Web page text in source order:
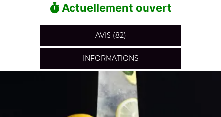
Actuellement ouvert
AVIS (82)
INFORMATIONS